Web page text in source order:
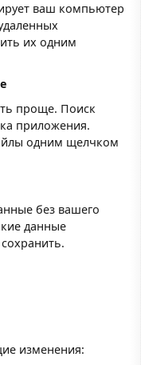
ваш компьютер
их одним
проще. Поиск
приложения.
одним щелчком
без вашего
данные
изменения: